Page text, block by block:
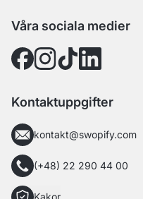
Våra sociala medier
Kontaktuppgifter
kontakt@swopify.com
(+48) 22 290 44 00
Kakor